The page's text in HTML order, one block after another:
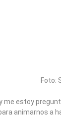
Foto:
me estoy
animarnos a